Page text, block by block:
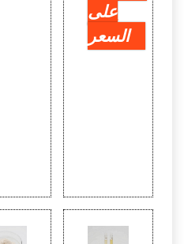
على
السعر